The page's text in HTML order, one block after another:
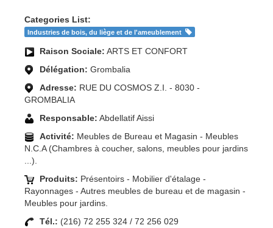
Categories List:
Industries de bois, du liège et de l'ameublement
Raison Sociale: ARTS ET CONFORT
Délégation: Grombalia
Adresse: RUE DU COSMOS Z.I. - 8030 -
GROMBALIA
Responsable: Abdellatif Aissi
Activité: Meubles de Bureau et Magasin - Meubles
N.C.A (Chambres à coucher, salons, meubles pour jardins
...).
Produits: Présentoirs - Mobilier d'étalage -
Rayonnages - Autres meubles de bureau et de magasin -
Meubles pour jardins.
Tél.: (216) 72 255 324 / 72 256 029